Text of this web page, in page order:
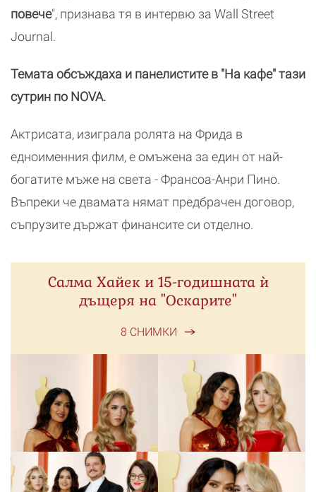
повече", признава тя в интервю за Wall Street
Journal.
Темата обсъждаха и панелистите в "На кафе" тази
сутрин по NOVA.
Актрисата, изиграла ролята на Фрида в
едноименния филм, е омъжена за един от най-
богатите мъже на света - Франсоа-Анри Пино.
Въпреки че двамата нямат предбрачен договор,
съпрузите държат финансите си отделно.
Салма Хайек и 15-годишната ѝ
дъщеря на "Оскарите"
8 СНИМКИ